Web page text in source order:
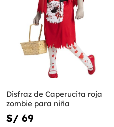
Disfraz de Caperucita roja
zombie para niña
S/ 69